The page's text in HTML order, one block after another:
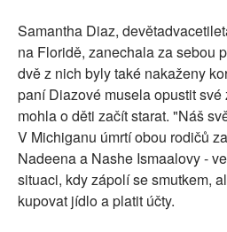
Samantha Diaz,
na Floridě, zanechala za sebou
dvě z nich byly také nakaženy
paní Diazové musela opustit
mohla o děti začít starat. "Náš
V Michiganu úmrtí obou rodičů
Nadeena a Nashe Ismaalovy -
situaci, kdy zápolí se smutkem,
kupovat jídlo a platit účty.